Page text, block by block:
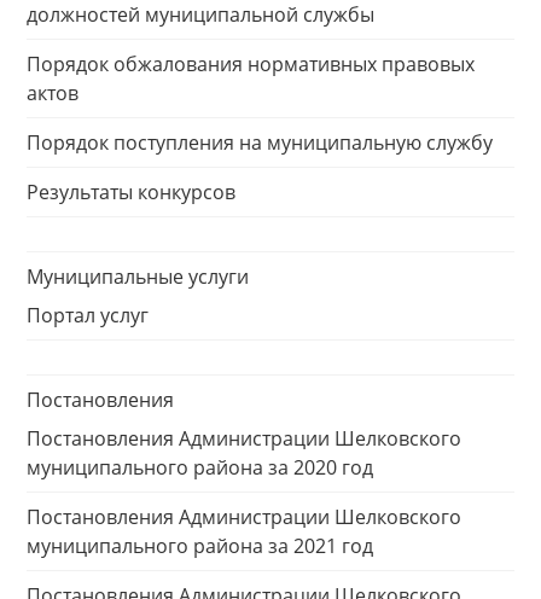
должностей муниципальной службы
Порядок обжалования нормативных правовых
актов
Порядок поступления на муниципальную службу
Результаты конкурсов
Муниципальные услуги
Портал услуг
Постановления
Постановления Администрации Шелковского
муниципального района за 2020 год
Постановления Администрации Шелковского
муниципального района за 2021 год